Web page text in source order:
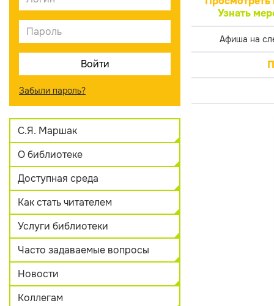
Забыли пароль?
С.Я. Маршак
О библиотеке
Доступная среда
Как стать читателем
Услуги библиотеки
Часто задаваемые вопросы
Новости
Коллегам
Узнать
Афиша на